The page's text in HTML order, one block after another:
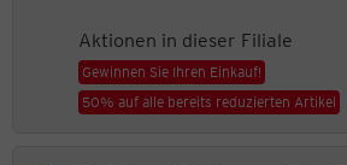
Aktionen in dieser Filiale
Gewinnen Sie Ihren Einkauf!
50% auf alle bereits reduzierten Artikel